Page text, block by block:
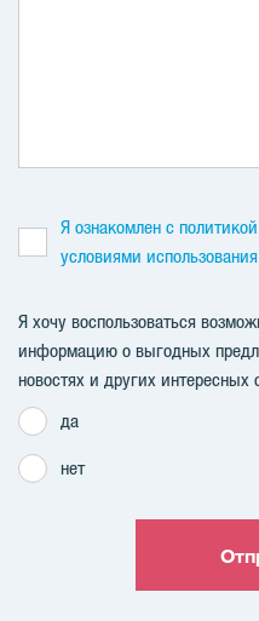
Я ознакомлен с
условиями использования
Я хочу воспользоваться
информацию о выгодных
новостях и других интересных
да
нет